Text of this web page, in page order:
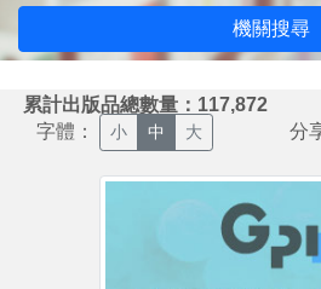
機關搜尋
累計出版品總數量：117,872
字體： 小 中 大 分